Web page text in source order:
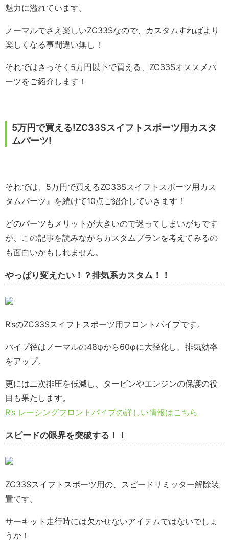
魅力に溢れています。
ノーマルでさえ楽しいZC33Sなので、カスタムすればより
楽しくなる事間違い無し！
それではさっそく5万円以下で買える、ZC33Sオススメパ
ーツをご紹介します！
5万円で買える!ZC33Sスイフトスポーツ用カスタ
ムパーツ!
それでは、5万円で買えるZC33Sスイフトスポーツ用カス
タムパーツ』を続けて10点ご紹介していきます！
どのパーツもメリットが大きいので迷ってしまいがちです
が、この記事を読みながらカスタムプランを考えてみるの
も面白いかもしれません。
やっぱり変えたい！？排気系カスタム！！
R’sのZC33Sスイフトスポーツ用フロントパイプです。
パイプ径はノーマルの48φから60φに大径化し、排気効率
をアップ。
更には二次排圧を低減し、タービンやエンジンの保護の役
目も果たします。
R’s レーシングフロントパイプの詳しい情報はこちら
スピードの限界を突破する！！
ZC33Sスイフトスポーツ用の、スピードリミッター解除装
置です。
サーキット走行時には欠かせないアイテムではないでしょ
うか！